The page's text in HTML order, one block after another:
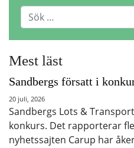
Mest läst
Sandbergs försatt i
20 juli, 2026
Sandbergs Lots &
konkurs. Det rapporterar
nyhetssajten Carup har